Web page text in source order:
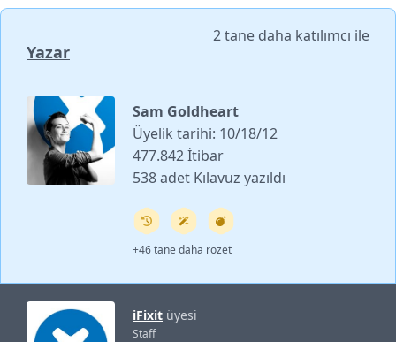
Yazar
2 tane daha katılımcı ile
Sam Goldheart
Üyelik tarihi: 10/18/12
477.842 İtibar
538 adet Kılavuz yazıldı
+46 tane daha rozet
iFixit üyesi
Staff